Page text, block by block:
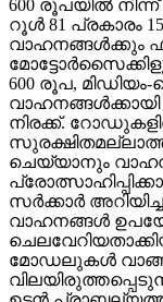
600 രൂപയില്‍
റൂള്‍ 81 പ്രകാരം
വാഹനങ്ങള്‍ക്കും
600 രൂപ,
നിരക്ക്.
ചെയ്യാനും
സര്‍ക്കാര്‍
വാഹനങ്ങള്‍
മോഡലുകള്‍